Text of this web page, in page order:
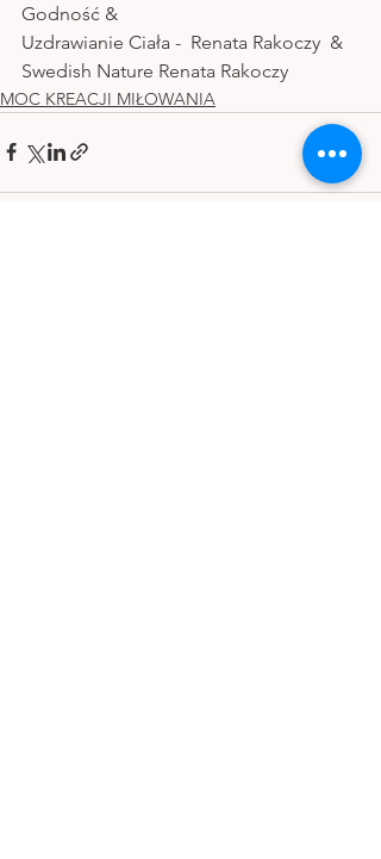
Godność &
Uzdrawianie Ciała -  Renata Rakoczy  &
Swedish Nature Renata Rakoczy
MOC KREACJI MIŁOWANIA